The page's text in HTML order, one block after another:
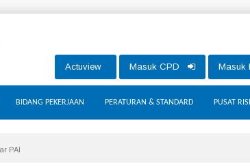
Actuview Masuk CPD Masuk
BIDANG PEKERJAAN PERATURAN & STANDARD PUSAT
PAI